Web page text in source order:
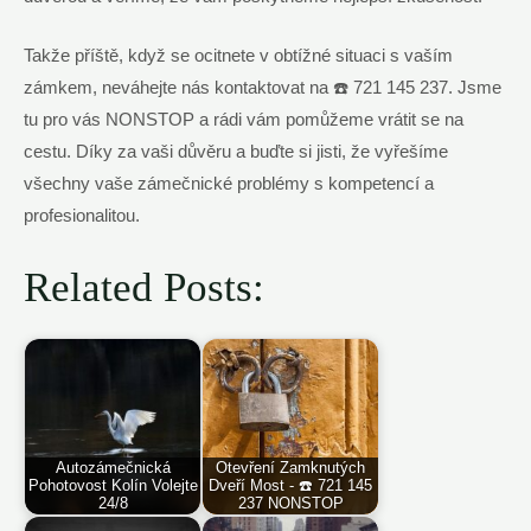
Takže příště, když se ocitnete v obtížné situaci s vaším
zámkem, neváhejte nás kontaktovat na ☎️ 721 145 237. Jsme
tu pro vás NONSTOP a rádi vám pomůžeme vrátit se na
cestu. Díky za vaši důvěru a buďte si jisti, že vyřešíme
všechny vaše zámečnické problémy s kompetencí a
profesionalitou.
Related Posts:
Autozámečnická
Pohotovost Kolín Volejte
24/8
Otevření Zamknutých
Dveří Most - ☎️ 721 145
237 NONSTOP